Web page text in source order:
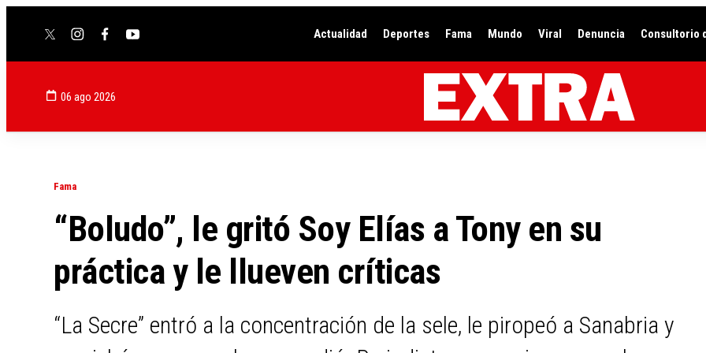
twitterinstagram
facebookyoutube Actualidad Deportes Fama Mundo Viral Denuncia Consultorio
06 ago 2026
Fama
“Boludo”, le gritó Soy Elías a Tony en su
práctica y le llueven críticas
“La Secre” entró a la concentración de la sele, le piropeó a Sanabria y